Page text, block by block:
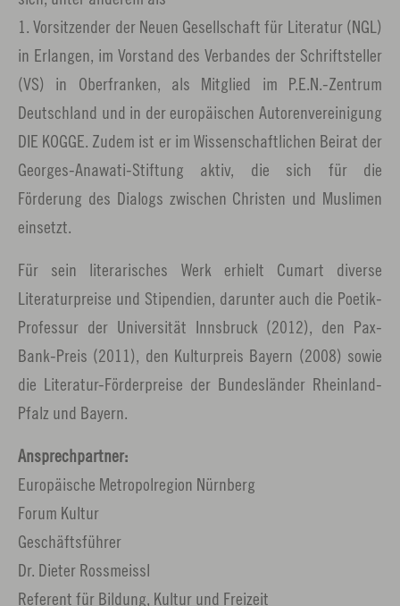
1. Vorsitzender der Neuen Gesellschaft für Literatur (NGL)
in Erlangen, im Vorstand des Verbandes der Schriftsteller
(VS) in Oberfranken, als Mitglied im P.E.N.-Zentrum
Deutschland und in der europäischen Autorenvereinigung
DIE KOGGE. Zudem ist er im Wissenschaftlichen Beirat der
Georges-Anawati-Stiftung aktiv, die sich für die
Förderung des Dialogs zwischen Christen und Muslimen
einsetzt.
Für sein literarisches Werk erhielt Cumart diverse
Literaturpreise und Stipendien, darunter auch die Poetik-
Professur der Universität Innsbruck (2012), den Pax-
Bank-Preis (2011), den Kulturpreis Bayern (2008) sowie
die Literatur-Förderpreise der Bundesländer Rheinland-
Pfalz und Bayern.
Ansprechpartner:
Europäische Metropolregion Nürnberg
Forum Kultur
Geschäftsführer
Dr. Dieter Rossmeissl
Referent für Bildung, Kultur und Freizeit